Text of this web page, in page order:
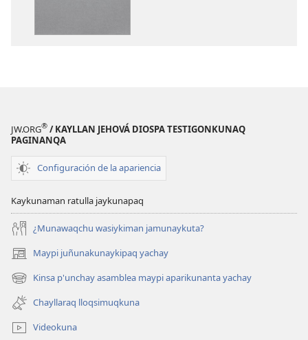
JW.ORG® / KAYLLAN JEHOVÁ DIOSPA TESTIGONKUNAQ
PAGINANQA
Configuración de la apariencia
Kaykunaman ratulla jaykunapaq
¿Munawaqchu wasiykiman jamunaykuta?
Maypi juñunakunaykipaq yachay
(abre
una
nueva
ventana)
Kinsa p'unchay asamblea maypi aparikunanta yachay
(abre
una
nueva
ventana)
Chayllaraq lloqsimuqkuna
Videokuna